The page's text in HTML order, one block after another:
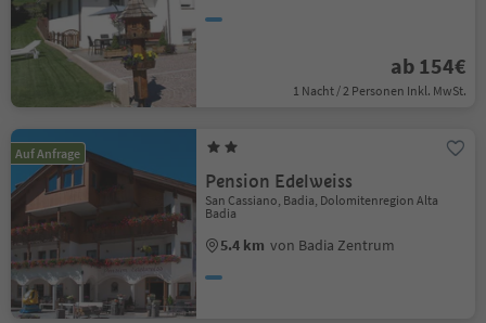
ab 154€
1 Nacht / 2 Personen Inkl. MwSt.
Auf Anfrage
Pension Edelweiss
San Cassiano, Badia, Dolomitenregion Alta
Badia
5.4 km von Badia Zentrum